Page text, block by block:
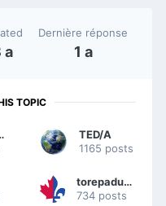
a
Dernière réponse
1 a
TOPIC
TED/A
1165 posts
torepadufeu
734 posts